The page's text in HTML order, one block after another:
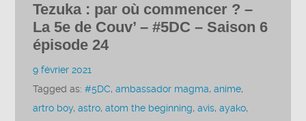
Tezuka : par où commencer ? –
La 5e de Couv’ – #5DC – Saison 6
épisode 24
9 février 2021
Tagged as:#5DC,ambassador magma,anime,
artro boy,astro,atom the beginning,avis,ayako,